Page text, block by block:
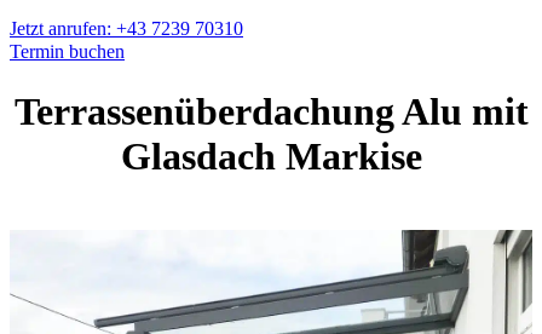
Jetzt anrufen: +43 7239 70310
Termin buchen
Terrassenüberdachung Alu mit
Glasdach Markise